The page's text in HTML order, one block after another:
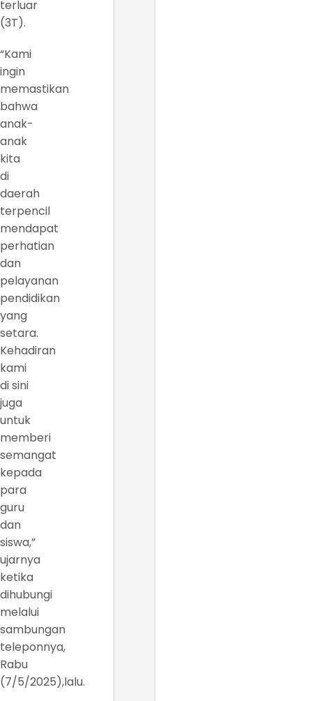
terluar
(3T).
“Kami
ingin
memastikan
bahwa
anak-
anak
kita
di
daerah
terpencil
mendapat
perhatian
dan
pelayanan
pendidikan
yang
setara.
Kehadiran
kami
di sini
juga
untuk
memberi
semangat
kepada
para
guru
dan
siswa,”
ujarnya
ketika
dihubungi
melalui
sambungan
teleponnya,
Rabu
(7/5/2025),lalu.